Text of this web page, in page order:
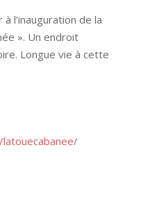
à l’inauguration de la
». Un endroit
Longue vie à cette